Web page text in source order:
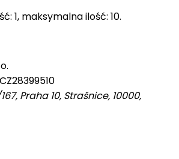
1, maksymalna ilość: 10.
Praha 10, Strašnice, 10000,